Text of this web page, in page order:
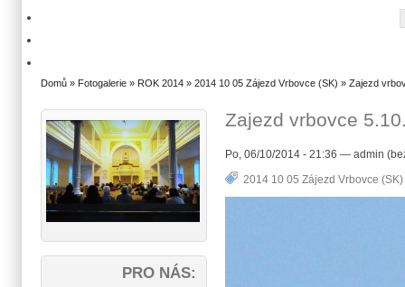
Domů » Fotogalerie » ROK 2014 » 2014 10 05 Zájezd Vrbovce (SK) » Zajezd
Zajezd vrbovce
Po, 06/10/2014 - 21:36 — admin
2014 10 05 Zájezd Vrbovce (SK)
PRO NÁS: